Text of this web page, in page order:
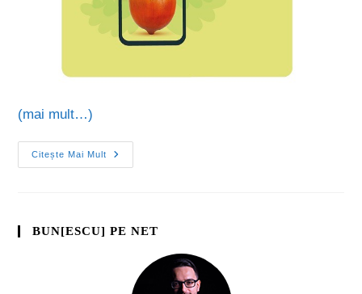
(mai mult…)
Citește Mai Mult
BUN[ESCU] PE NET